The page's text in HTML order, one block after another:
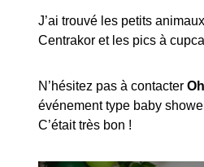
J’ai trouvé les petits
Centrakor et les pics à
N’hésitez pas à contacter
événement type baby
C’était très bon !